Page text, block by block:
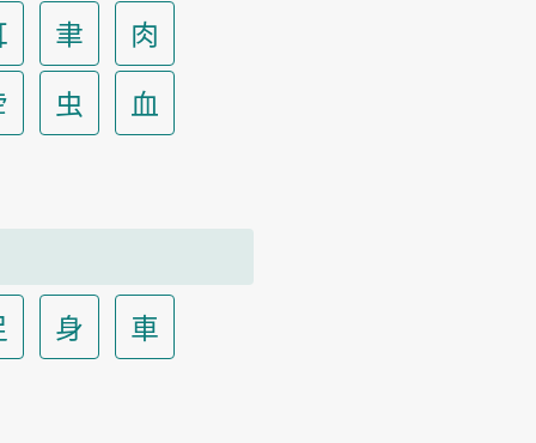
聿
肉
虫
血
身
車